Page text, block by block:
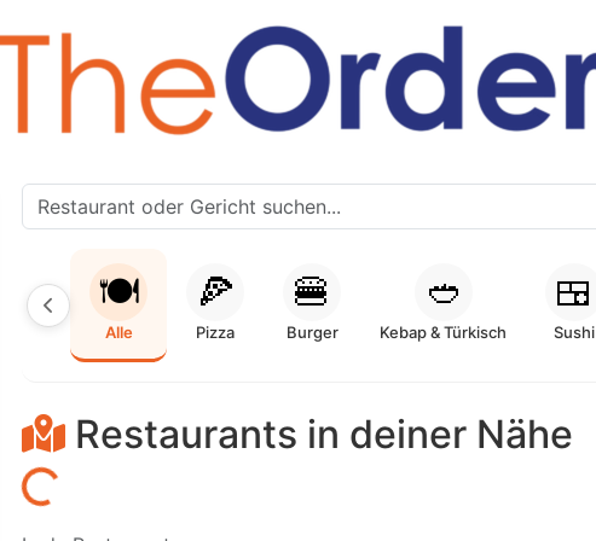
🍽️
Alle
🍕
Pizza
🍔
Burger
🥙
Kebap & Türkisch
🍱
Sushi
Restaurants in deiner Nähe
Laden...